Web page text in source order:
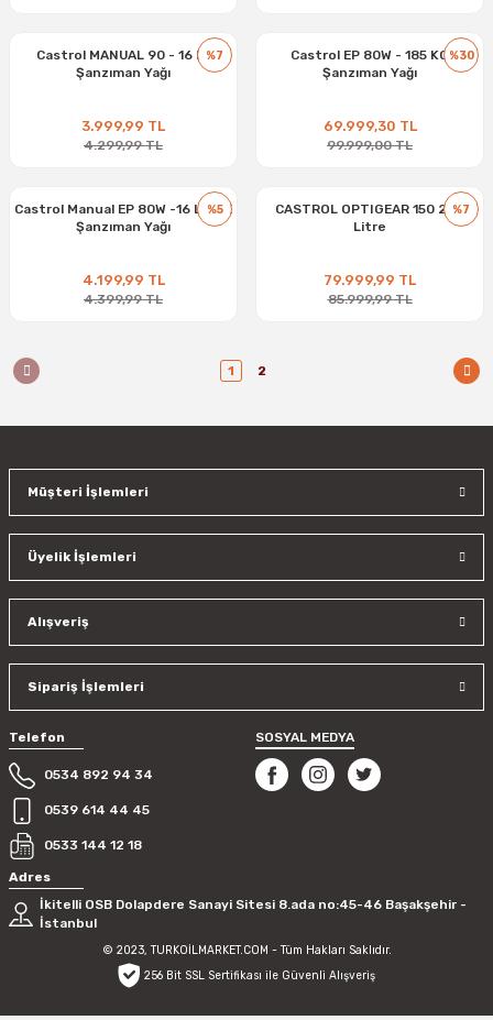
%7
Castrol MANUAL 90 - 16 kg
Şanzıman Yağı
3.999,99 TL
4.299,99 TL
%30
Castrol EP 80W - 185 KG
Şanzıman Yağı
69.999,30 TL
99.999,00 TL
%5
Castrol Manual EP 80W -16 LİTRE
Şanzıman Yağı
4.199,99 TL
4.399,99 TL
%7
CASTROL OPTIGEAR 150 209
Litre
79.999,99 TL
85.999,99 TL
1 2
Müşteri İşlemleri
Üyelik İşlemleri
Alışveriş
Sipariş İşlemleri
Telefon
0534 892 94 34
0539 614 44 45
0533 144 12 18
SOSYAL MEDYA
Adres
İkitelli OSB Dolapdere Sanayi Sitesi 8.ada no:45-46 Başakşehir -
İstanbul
© 2023, TURKOİLMARKET.COM - Tüm Hakları Saklıdır.
256 Bit SSL Sertifikası ile Güvenli Alışveriş